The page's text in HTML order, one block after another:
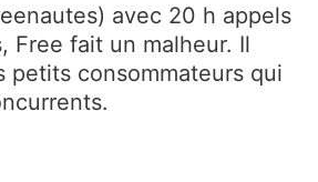
avec 20 h appels
Free fait un malheur. Il
petits consommateurs qui